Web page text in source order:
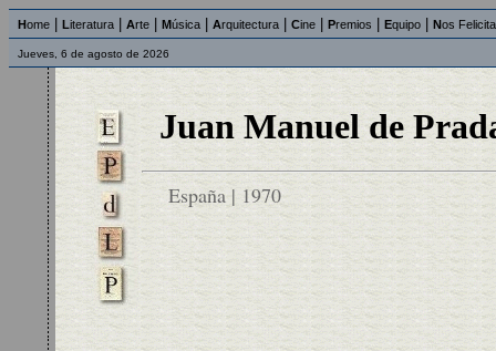
Home Literatura Arte Música Arquitectura Cine Premios Equipo Nos
Jueves, 6 de agosto de 2026
Juan Manuel de
España | 1970